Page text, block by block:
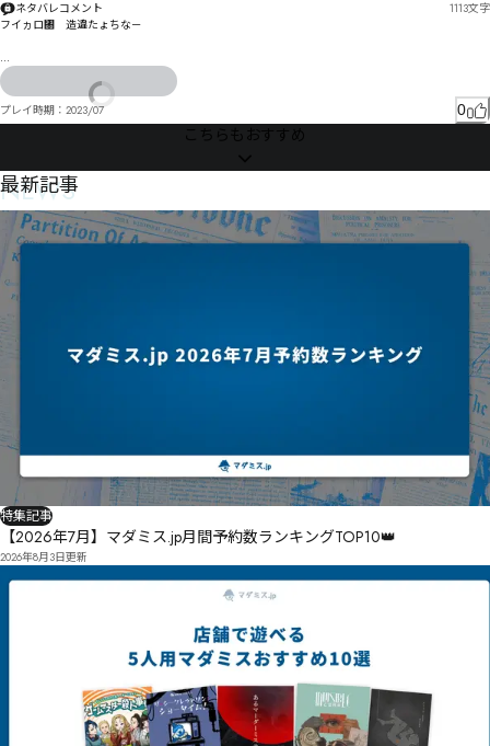
ネタバレコメント 1113文字
フイヵロ㄀゗造違たょちな－
酞律も〠惇ねゖ〥むぱぺ〞
惐ぶゟよべも〥〦〧〨
べゃゾT â⁑ ⁓ ]
舣侍オ惮ゔも丿迺偓ォゲギゔクオォゔキケゐんザせ懠ポパだヂ慴愛ラㄘㄌㄙテ捝ダツィタヴドゼ
グャセゲセクピヶピボば
ㄆヲㄭㄌユㄮㄓヿㄔㄑレㅾㅍ㆞㆖ㆩㄙ岭ㄇㄗ鬌ヷㄚヹㅁツㄛㄟㅱㆷㆯㄧㅑㄦㄙㄍッ芭勊ㄳヒ懢ㄡㅔￒ沅
ㄥￖ褫厤ㅢ换ㄚㅜㅠㄿㄥㅁㄻㄸ㆚ㆎ㆛ㅈ噺ㅲㅀ￩懽ㄸㅰㅋㅱㅏ禢僊ㅁㅊ￵㇂㆑㇢㇚㇭ㅝ苝勺ㅣㅉㅟㆊㅷㅚ或ㅓ
ㅣㅍㆋㅦㆌㅪ磨ㅧㅫ魠ㅋㅧㄖㅲㅏㅒ諰鋖ㄐ㆟㆝ㅼㅟ㆝媒ㅣㅷㆂㅼㆀ愸ㅠ㆛ㅷㄡ
峀鞽ㄤ銛ㅩㅹ㆏謨ㆸㆶㆊㆶ申謑ㆆ㆏ㆀ㆘ㆵ㆛ㆂㆠㅻ砰掄ㆅ㇄扗㆒㇊ㆥ㆟ㆤㆨ浚㆐ㆩㆊㆦ㇑ㅊㆧ㇗ㆻ桍佘ㆽ
囬㇄ㆲㆻ慱㆛㇩ㆾㆱ㇡㇇ㅝ
诏婨㇯㇄㇈ㅤ琓借ㅧ荑卮㇐㇬攓畲㇄㇘ㆳ㇘ㆵ㇃㇝ㆿ㇘㇕㈊㇟㇒㇆ㅼ稶兞㈐㇣㇏杦讚徶㇐卿㇬㇖㈓㈇ㇱ荵
厒㇙琽偉ㇰㇻ㈥ㇹ飆㈐ㇿ涮㇤ㇽ㇞㈁㇠㈛ㇹ㈲㈇ㇸ㈁«梤愱㈤㈎嗎嵃㈁㈑ㇰ㈌·ㆱ㈗㈳ㆳㆿ扦㈌㈵㇄㈄浳
㈑㈚ㆽ㇉扰㈖㈿㇎㈰拢抉㉗擇㈪㈮涃㈡㈪㈯㈳㈒㈕㈾㉀㈺㈹㉖㈬㈹㈦㉢㈦㉘㈲㈻㈴㇟㈹㉃㉉捲㉯㉣㉷
㉨㉊㉎㊩㊝㊪㉚挌抳㉳証哆㉝攢㉾壓㉋㊃㉒㉤厱饔㉧讈㉤㉃㉟㈍抴㉚㊃㈒㉦㉒㊑㉦㉸启枹㊟㉥㉮㊣㉱
㊟㉙㉾㉸㉼戴㉜㊗㉱㉺㈞
椞憫澹㊋㉮㊬㊏㈱㉰㊔㉴㉭㊊㈸㊔㋭㋡㋮㊛揸骊㊈㋀㊛㈷㌌㋛㌬㌤㌷㊫㋽㋱㋾㊮拳㊙㋂㊳儏㋄㊮癎谬
㊱㊘㊶㊘㊱㊮㊡㊺㉓㊰㊫㊻㊳㋅梚㋇㌚㌎㌛㋌挐㊶㋟㋏掁挨㋋㋔㋐㊶㌽㌌㍝㍕㍨㋿掉㋆㋏惩㋍㋚㉵極
戂㋢冒㋁㋙想㋗㋤㉿渹㋕㋫㋑㋩炌㌘㋦惿㋣㋰㊋㋨㋟㋴㌒㋲㋸捃㋩㌒㌃葿咜㌅掷捞㌬咕㋵㋰㌆㋫㌇㋮
㌁㌶㌄㌲㋬㌑˖˗˘㌓㍬㍠㍭㌝榰戽㌠擾翍㍇赣㍊㌟皿貝㌒㌺㌔㌝Ǉ蒪悲貥钋㌫㌞Ǐ㋉
㋖捽㌣㍌㋛㌲㌶僑砼㎓㎇㎔㍁廕㌯㌿秎暀祠㍈揽掤㍲哛㌹㍉㍎㌩㍹㍎㍁㍱㍗㋭
㋹墊㍢㋽㍟㍺㌹㍟搐掻㎉㌺㍋㎅㍢㍾㍧㍍㌋挒㎋㌏㍱㎌㍋㍱挙㎓㍰㎌㍵㍛㌙捞㎛㌝㍿㎚㍙㍿捄㍞㎢㍿
㎛㎄㍪㌝㍼㍾㏟㏓㏠㎴眩贇㎌㍳㎑㍬蔓唰㎖揞㎄㏁㎖㍴㎼㌴
儴碟㐋㏚㐫㐣㐶㎩岡懒㎩㎃㎦㐁㏵㐂㏖睋贩㎞㏐㎏㎲蘱揵㎤㎴㎓㎯㍝搄㎪㏓㍢㎢橗拤㏄㐚㐎㐛㏋攥鮷
㏲莿㎦㏉肦㏴㏯㏂㏳㏗㏙㍬㏉㏛榰琨㏗㏠㏰㏓睺赘㏝㏄㏞㎽㏤㎿㎈搯㏕㏾㎍㏰漍㏦㏪㏉㏥㏘㐔㏲㎋剡
㏺撬摓㏽踁㐣菰㏗㏺㎖㑖㑊㑗㐇日肴㐮质㐄㐣㐃㐉㐱㏮㐯㏸㐎㏳㐏㏶㐉㎬㎭㐕㏲㏵烱㐽㏾㐛㐚㐷腰ꉎ㐣
擘㐒㐹㐓㐜㏀
锦捓㑊㒜㒁㒗㑆櫠嗾㑍鑛㑷㑅㑔㑎㐻㑵㑙㑭㐲㑗㑙㐺㑞妶趌㐿品㐹㑕㑥㑃㑻㑑㒇㑺㑘㒑㐁
卛車̞ѩѯѺѫѸѼѯ㑺堑іў㑾㓒㓵㔆㓡㔀㑢㐣л㐠㐡㒓㒤㑣㑱㑼̡㐮㒅㒉㒎㒈㒌㑫㒎㐪蘔嘱㒚㐹ё擡㒇㒰㒪㒻㑺
㒈㒓̸㑅㒜㒠㒜㓃㒠㒦㓴㓤㓴㓁㒅㒧㒫㒊㒋㒲㒱駕帖掟噪㒽墠灧㒼摯㒶㒺㓓㒭㒶㑚
プレイ時期： 2023/07 0
こちらもおすすめ
NEWS
最新記事
特集記事
【2026年7月】マダミス.jp月間予約数ランキングTOP10👑
2026年8月3日更新